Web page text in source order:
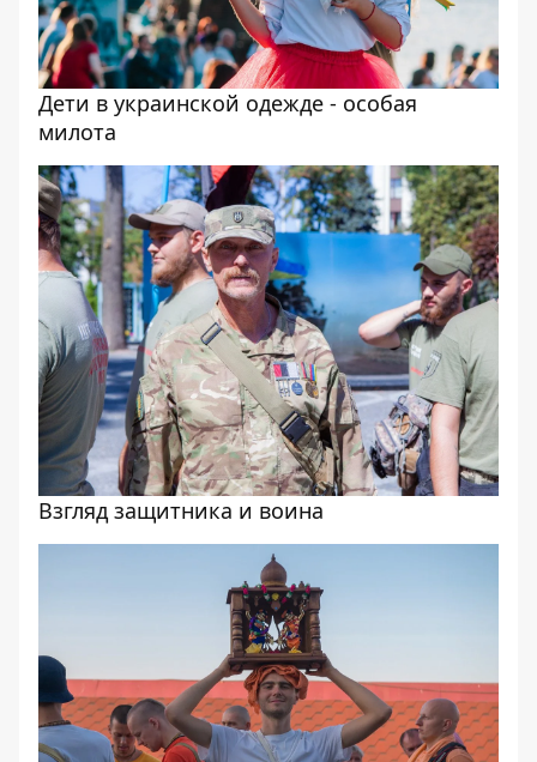
Дети в украинской одежде - особая
милота
Взгляд защитника и воина